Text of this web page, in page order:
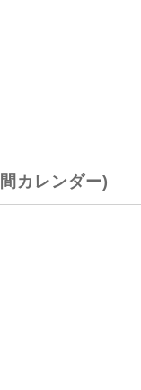
カレンダー)